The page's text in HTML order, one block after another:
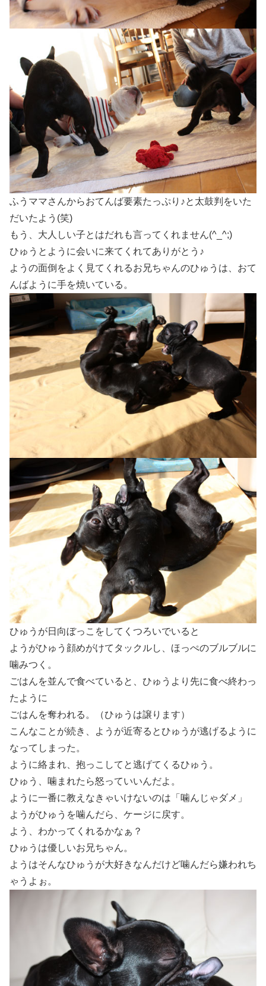
ふうママさんからおてんば要素たっぷり♪と太鼓判をいた
だいたよう(笑)
もう、大人しい子とはだれも言ってくれません(^_^;)
ひゅうとように会いに来てくれてありがとう♪
ようの面倒をよく見てくれるお兄ちゃんのひゅうは、おて
んばように手を焼いている。
ひゅうが日向ぼっこをしてくつろいでいると
ようがひゅう顔めがけてタックルし、ほっぺのブルブルに
噛みつく。
ごはんを並んで食べていると、ひゅうより先に食べ終わっ
たように
ごはんを奪われる。（ひゅうは譲ります）
こんなことが続き、ようが近寄るとひゅうが逃げるように
なってしまった。
ように絡まれ、抱っこしてと逃げてくるひゅう。
ひゅう、噛まれたら怒っていいんだよ。
ように一番に教えなきゃいけないのは「噛んじゃダメ」
ようがひゅうを噛んだら、ケージに戻す。
よう、わかってくれるかなぁ？
ひゅうは優しいお兄ちゃん。
ようはそんなひゅうが大好きなんだけど噛んだら嫌われち
ゃうよぉ。